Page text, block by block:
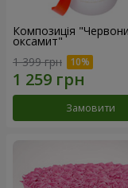
Композиція
оксамит"
1 399 грн
Замовити